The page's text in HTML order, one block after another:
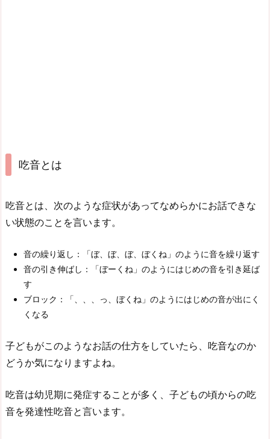
吃音とは
吃音とは、次のような症状があってなめらかにお話できな
い状態のことを言います。
音の繰り返し：「ぼ、ぼ、ぼ、ぼくね」のように音を繰り返す
音の引き伸ばし：「ぼーくね」のようにはじめの音を引き延ば
す
ブロック：「、、、っ、ぼくね」のようにはじめの音が出にく
くなる
子どもがこのようなお話の仕方をしていたら、吃音なのか
どうか気になりますよね。
吃音は幼児期に発症することが多く、子どもの頃からの吃
音を発達性吃音と言います。